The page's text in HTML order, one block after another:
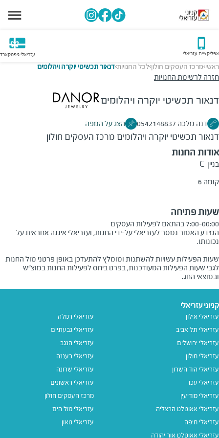
אפליקציית עזריאלי עזריאלי גיפטקארד
ראשי>מרכז העסקים חולון>לכל החנויות>דנאור תכשיטי יוקרה ויהלומים
חזרה לרשימת החנויות
דנאור תכשיטי יוקרה ויהלומים
דנה מלכה 0542148837 הצג על המפה
דנאור תכשיטי יוקרה ויהלומים מרכז העסקים חולון
אודות החנות
בניין C
קומה 6
שעות פתיחה
7:00-00:00 בהתאם לפעילות העסקים
המידע האמור נמסר לעזריאלי על-ידי החנות, ועזריאלי איננה אחראית על
שעות הפעילות עשויות להשתנות ומומלץ להתעדכן באופן פרטני מול החנות
לגבי שעות הפעילות המעודכנות, בפרט ביחס לפעילות החנות במוצ"ש
ובמוצאי החג.
קניוני עזריאלי
עזריאלי אילון
עזריאלי תל אביב
עזריאלי ירושלים
עזריאלי חולון
עזריאלי הוד השרון
עזריאלי עכו
עזריאלי מודיעין
עזריאלי אאוטלט הרצליה
עזריאלי חיפה
עזריאלי אאוטלט אור יהודה
עזריאלי רמלה
עזריאלי גבעתיים
עזריאלי הנגב
עזריאלי רעננה
עזריאלי שרונה
עזריאלי ראשונים
מרכז העסקים חולון
עזריאלי מול הים
עזריאלי טאון